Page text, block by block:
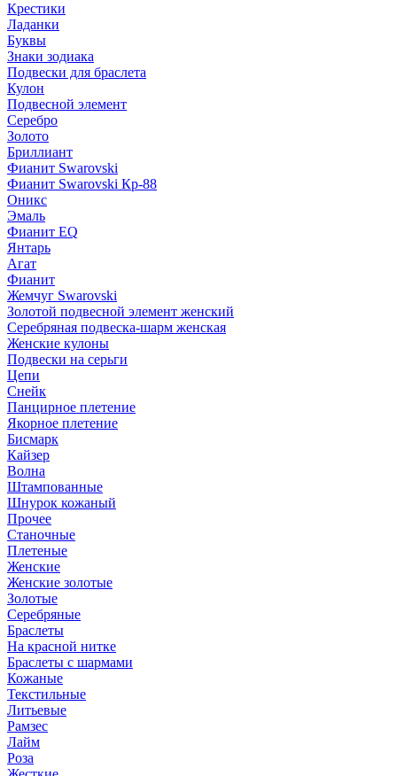
Крестики
Ладанки
Буквы
Знаки зодиака
Подвески для браслета
Кулон
Подвесной элемент
Серебро
Золото
Бриллиант
Фианит Swarovski
Фианит Swarovski Кр-88
Оникс
Эмаль
Фианит EQ
Янтарь
Агат
Фианит
Жемчуг Swarovski
Золотой подвесной элемент женcкий
Серебряная подвеска-шарм женская
Женские кулоны
Подвески на серьги
Цепи
Снейк
Панцирное плетение
Якорное плетение
Бисмарк
Кайзер
Волна
Штампованные
Шнурок кожаный
Прочее
Станочные
Плетеные
Женские
Женские золотые
Золотые
Серебряные
Браслеты
На красной нитке
Браслеты с шармами
Кожаные
Текстильные
Литьевые
Рамзес
Лайм
Роза